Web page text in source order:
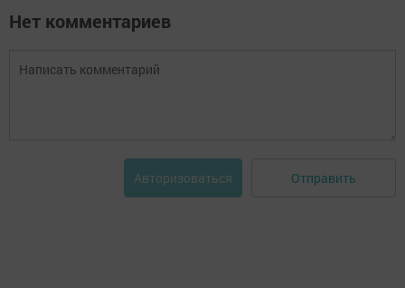
Нет комментариев
Авторизоваться Отправить